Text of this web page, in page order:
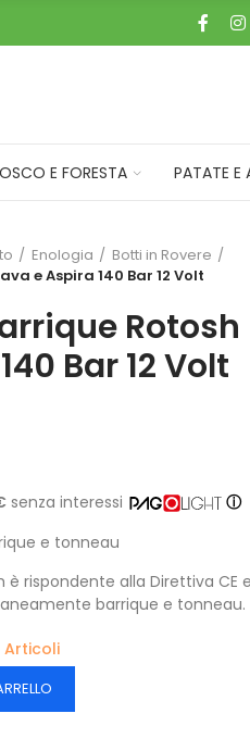
E FORESTA PATATE E
Enologia
Botti in Rovere
e Aspira 140 Bar 12 Volt
Rotosh
Bar 12 Volt
senza interessi
ⓘ
e tonneau
è rispondente alla Direttiva CE
barrique e tonneau.
Articoli